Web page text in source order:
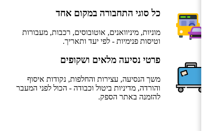
כל סוגי התחבורה במקום אחד
מוניות, מיניוואנים, אוטובוסים, רכבות, מעבורות
וטיסות פנימיות - לפי יעד ותאריך.
פרטי נסיעה מלאים ושקופים
משך הנסיעה, עצירות והחלפות, נקודות איסוף
והורדה, מדיניות ביטול וכבודה - הכול לפני המעבר
להזמנה באתר הספק.